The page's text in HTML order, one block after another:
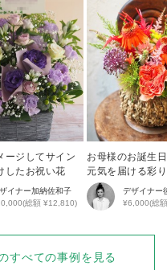
ージしてサイン
したお祝い花
イナー加納佐和子
総額 ¥12,810)
お母様のお誕生
元気を届ける彩
花アレンジデザイナー
¥6,000(総
すべての事例を見る